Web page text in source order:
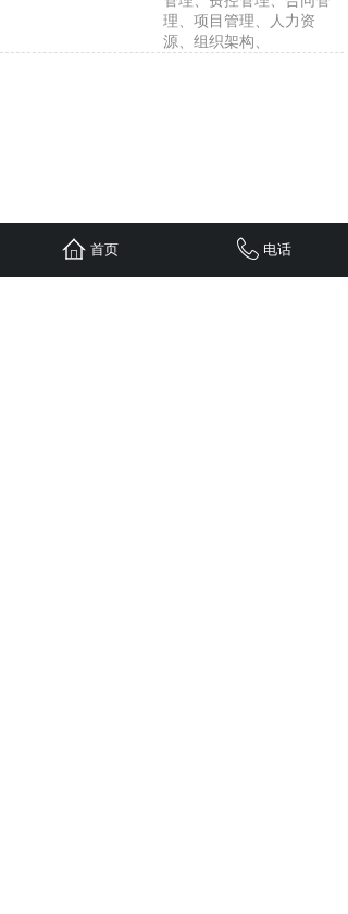
理、项目管理、人力资
源、组织架构、
首页 电话